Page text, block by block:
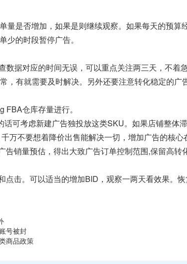
量是否增加，如果是则继续观察。如果每天的预
少的时段暂停广告。
据对应的时间无误，可以重点关注两三天，不
，有就需要及时解决。另外还要注意转化稳定的
仓库存量进行。
可考虑新建广告独投放这类SKU。如果店铺整体
万不要想着降价出售能解决一切，增加广告的核心
销量预估，得出大致广告订单控制范围,保留高
击。可以适当的增加BID，观察一两天看效果。恢
号被封
商品政策